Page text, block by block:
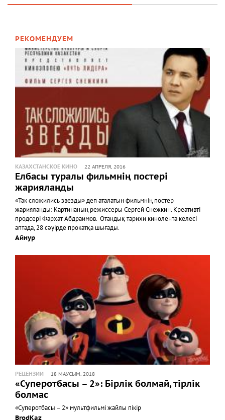
РЕКОМЕНДУЕМ
КАЗАХСТАНСКОЕ КИНО 22 АПРЕЛЯ, 2016
Елбасы туралы фильмнің постері
жарияланды
«Так сложились звезды» деп аталатын фильмнің постер
жарияланды: Картинаның режиссеры Сергей Снежкин. Креативті
продсері Фархат Абдраимов. Отандық тарихи кинолента келесі
аптада, 28 сәуірде прокатқа шығады.
Айнур
РЕЦЕНЗИИ 18 МАУСЫМ, 2018
«Суперотбасы – 2»: Бірлік болмай, тірлік
болмас
«Суперотбасы – 2» мультфильмі жайлы пікір
BrodKaz